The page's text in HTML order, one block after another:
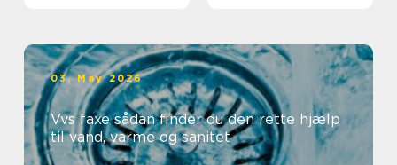
03. May 2026
Vvs faxe sådan finder du den rette hjælp
til vand, varme og sanitet